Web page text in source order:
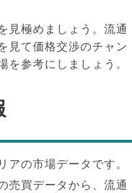
見極めましょう。流通
見て価格交渉のチャン
を参考にしましょう。
アの市場データです。
売買データから、流通